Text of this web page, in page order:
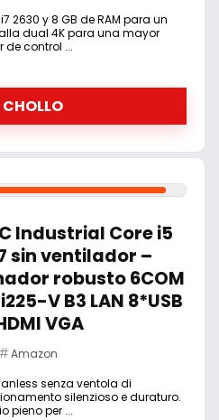
2630 y 8 GB de RAM para un
dual 4K para una mayor
control ...
CHOLLO
Industrial Core i5
sin ventilador –
robusto 6COM
V B3 LAN 8*USB
VGA
Amazon
senza ventola di
silenzioso e duraturo.
pieno per ...